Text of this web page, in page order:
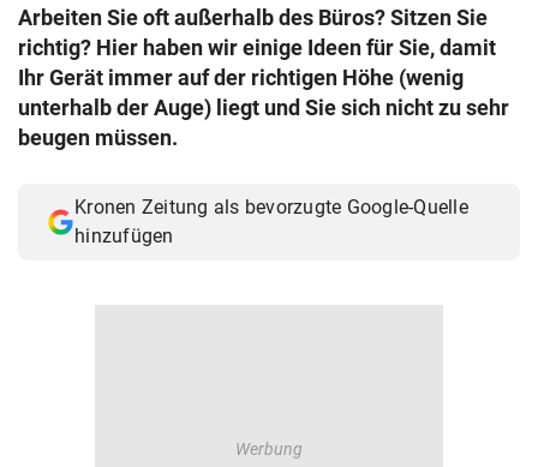
eingeben
© Krone Multimedia GmbH & Co KG 2026
Arbeiten Sie oft außerhalb des Büros? Sitzen Sie
richtig? Hier haben wir einige Ideen für Sie, damit
Ihr Gerät immer auf der richtigen Höhe (wenig
unterhalb der Auge) liegt und Sie sich nicht zu sehr
beugen müssen.
Kronen Zeitung als bevorzugte Google-Quelle
hinzufügen